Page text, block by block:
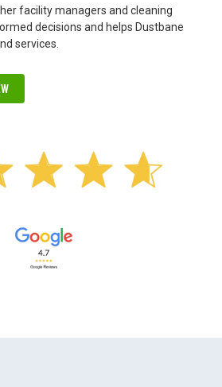
facility managers and cleaning
decisions and helps Dustbane
services.